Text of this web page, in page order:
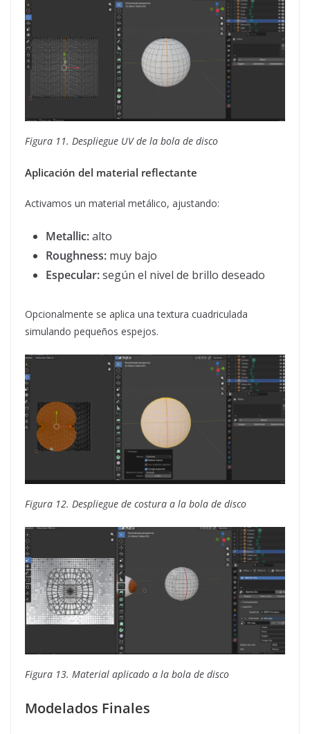
Figura 11. Despliegue UV de la bola de disco
Aplicación del material reflectante
Activamos un material metálico, ajustando:
Metallic:alto
Roughness: muy bajo
Especular:según el nivel de brillo deseado
Opcionalmente se aplica una textura cuadriculada
simulando pequeños espejos.
Figura 12. Despliegue de costura a la bola de disco
Figura 13. Material aplicado a la bola de disco
Modelados Finales